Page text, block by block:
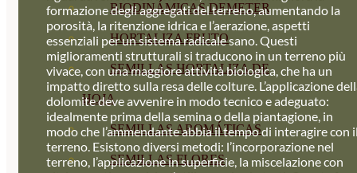
BIODINÁMICAS DEMETER
HORTALIZA FRUTO
SEMILLAS HORTALIZA DE
HOJA
SEMILLAS AROMÁTICAS
SEMILLAS FLORES
formazione degli aggregati del terreno, aumentando la
porosità, la ritenzione idrica e l’aerazione, aspetti
essenziali per un sistema radicale sano. Questi
miglioramenti strutturali si traducono in un terreno più
vivace, con una maggiore attività biologica, che ha un
impatto diretto sulla resa delle colture. L’applicazione
dolomite deve avvenire in modo tecnico e adeguato:
idealmente prima della semina o della piantagione, in
modo che l’ammendante abbia il tempo di interagire con
terreno. Esistono diversi metodi: l’incorporazione nel
terreno, l’applicazione in superficie, la miscelazione con